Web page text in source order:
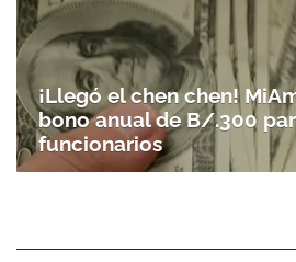
¡Llegó el chen chen!
bono anual de B/.300
funcionarios